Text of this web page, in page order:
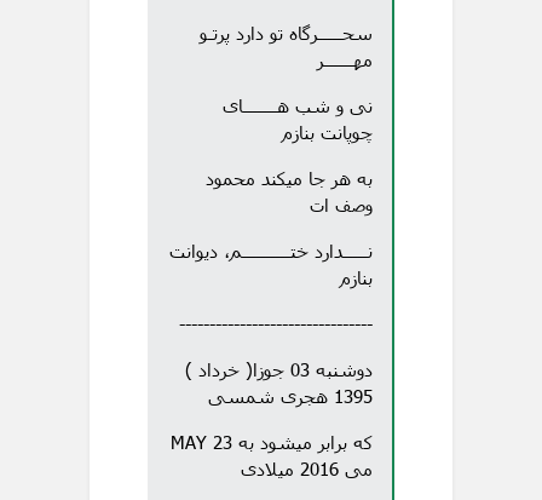
سحـــــرگاه تو دارد پرتـو
مهــــــر
نی و شب هـــــــای
چوپانت بنازم
به هر جا میکند محمود
وصف ات
نـــــدارد ختــــــــــم، دیوانت
بنازم
--------------------------------
دوشنبه 03 جوزا( خرداد )
1395 هجری شمسی
که برابر میشود به 23 MAY
می 2016 میلادی